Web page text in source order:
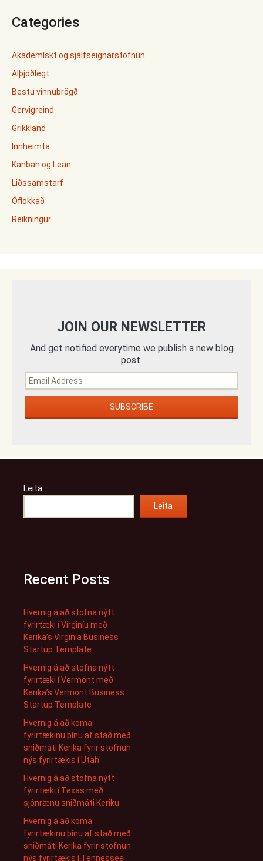
Categories
Akademískt og sjálfseignarstofnun
Alþjóðlegt
Bestu vinnubrögð
Gervigreind
Grikkland
Innheimta
Kanban og Lean
Liðssamstarf
Óflokkað
Reikningur
JOIN OUR NEWSLETTER
And get notified everytime we publish a new blog
post.
Leita
Leita
Recent Posts
Hvernig á að stofna nýtt
fyrirtæki í Virginíu með
Kerika’s Virginia Business
Startup Template
Hvernig á að stofna nýtt
fyrirtæki í Vermont með
Kerika’s Vermont Business
Startup Template
Hvernig á að koma
fyrirtækinu þínu af stað með
sniðmáti Kerika fyrir stofnun
nýs fyrirtækis í Utah
Hvernig á að stofna nýtt
fyrirtæki í Texas með
sjónrænu sniðmáti Keriku
Hvernig á að koma
fyrirtækinu þínu af stað með
sniðmáti Kerika fyrir stofnun
nýs fyrirtækis í Tennessee